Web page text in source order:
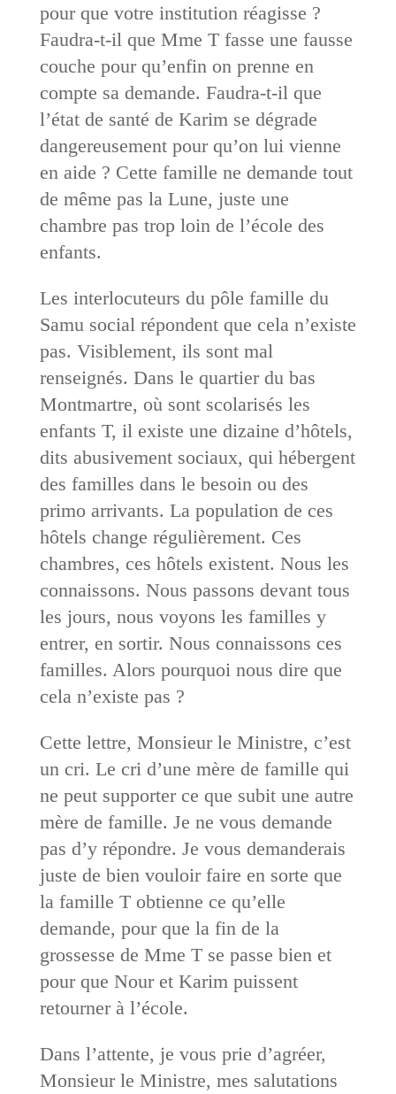
pour que votre institution réagisse ?
Faudra-t-il que Mme T fasse une fausse
couche pour qu’enfin on prenne en
compte sa demande. Faudra-t-il que
l’état de santé de Karim se dégrade
dangereusement pour qu’on lui vienne
en aide ? Cette famille ne demande tout
de même pas la Lune, juste une
chambre pas trop loin de l’école des
enfants.
Les interlocuteurs du pôle famille du
Samu social répondent que cela n’existe
pas. Visiblement, ils sont mal
renseignés. Dans le quartier du bas
Montmartre, où sont scolarisés les
enfants T, il existe une dizaine d’hôtels,
dits abusivement sociaux, qui hébergent
des familles dans le besoin ou des
primo arrivants. La population de ces
hôtels change régulièrement. Ces
chambres, ces hôtels existent. Nous les
connaissons. Nous passons devant tous
les jours, nous voyons les familles y
entrer, en sortir. Nous connaissons ces
familles. Alors pourquoi nous dire que
cela n’existe pas ?
Cette lettre, Monsieur le Ministre, c’est
un cri. Le cri d’une mère de famille qui
ne peut supporter ce que subit une autre
mère de famille. Je ne vous demande
pas d’y répondre. Je vous demanderais
juste de bien vouloir faire en sorte que
la famille T obtienne ce qu’elle
demande, pour que la fin de la
grossesse de Mme T se passe bien et
pour que Nour et Karim puissent
retourner à l’école.
Dans l’attente, je vous prie d’agréer,
Monsieur le Ministre, mes salutations